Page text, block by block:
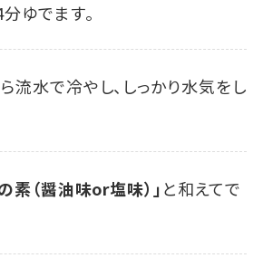
ゆでます。
流水で冷やし、しっかり水気をし
素（醤油味or塩味）」と和えてで